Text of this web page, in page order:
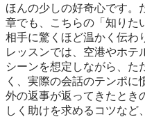
ほんの少しの好奇心です。
章でも、こちらの「知りた
相手に驚くほど温かく伝わ
レッスンでは、空港やホテ
シーンを想定しながら、た
く、実際の会話のテンポに
外の返事が返ってきたとき
しく助けを求めるコツなど